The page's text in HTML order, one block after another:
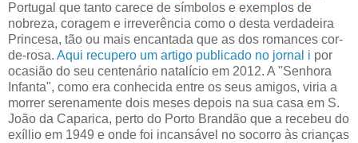
Portugal que tanto carece de símbolos e exemplos de
nobreza, coragem e irreverência como o desta verdadeira
Princesa, tão ou mais encantada que as dos romances cor-
de-rosa. Aqui recupero um artigo publicado no jornal i por
ocasião do seu centenário natalício em 2012. A "Senhora
Infanta", como era conhecida entre os seus amigos, viria a
morrer serenamente dois meses depois na sua casa em S.
João da Caparica, perto do Porto Brandão que a recebeu do
exíllio em 1949 e onde foi incansável no socorro às crianças